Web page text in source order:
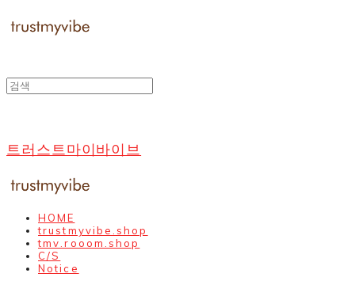
트러스트마이바이브
HOME
trustmyvibe.shop
tmv.rooom.shop
C/S
Notice